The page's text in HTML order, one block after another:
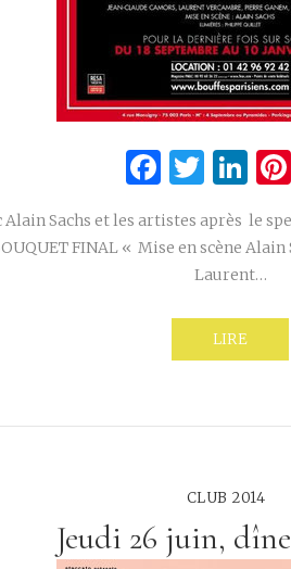
Alain Sachs et les artistes après le
FINAL « Mise en scène
Laurent…
LIRE
CLUB 2014
Jeudi 26 juin,